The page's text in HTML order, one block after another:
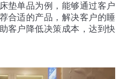
垫单品为例，能够通过客户
合适的产品，解决客户的睡
客户降低决策成本，达到快